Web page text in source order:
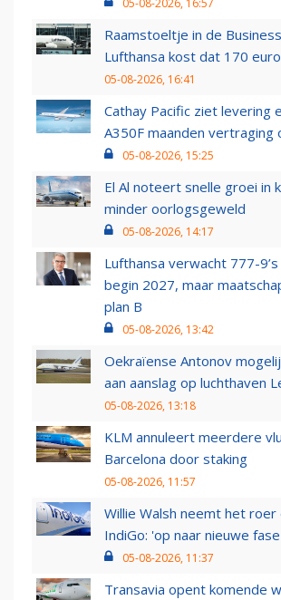
Raamstoeltje in de
Lufthansa kost dat 170
05-08-2026, 16:41
Cathay Pacific ziet levering
A350F maanden vertraging
05-08-2026, 15:25
El Al noteert snelle groei in
minder oorlogsgeweld
05-08-2026, 14:17
Lufthansa verwacht 777-
begin 2027, maar
plan B
05-08-2026, 13:42
Oekraïense Antonov
aan aanslag op luchthaven
05-08-2026, 13:18
KLM annuleert meerdere
Barcelona door staking
05-08-2026, 11:57
Willie Walsh neemt het roer
IndiGo: 'op naar nieuwe
05-08-2026, 11:37
Transavia opent komende